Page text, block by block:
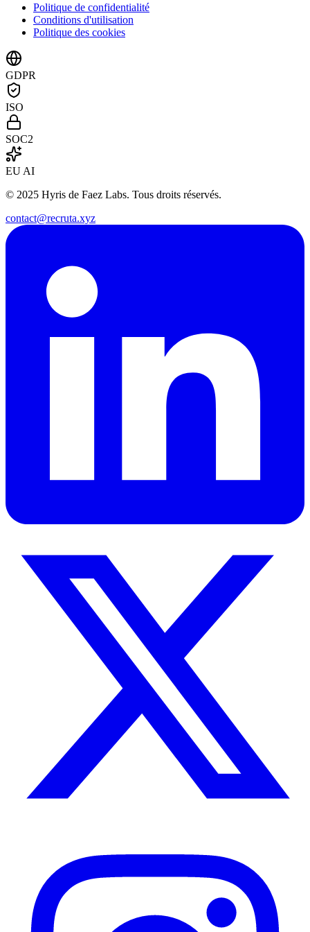
Politique de confidentialité
Conditions d'utilisation
Politique des cookies
GDPR
ISO
SOC2
EU AI
© 2025 Hyris de Faez Labs. Tous droits réservés.
contact@recruta.xyz